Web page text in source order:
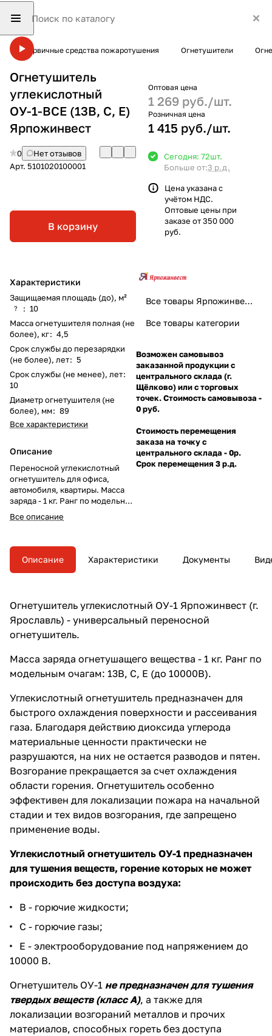
Первичные средства пожаротушения Огнетушители
Огнетушитель
углекислотный
ОУ-1-BCE (13В, С, Е)
Ярпожинвест
0
Нет отзывов
Арт. 5101020100001
В корзину
Характеристики
Защищаемая площадь (до), м²
? : 10
Масса огнетушителя полная (не
более), кг: 4,5
Срок службы до перезарядки
(не более), лет: 5
Срок службы (не менее), лет:
10
Диаметр огнетушителя (не
более), мм: 89
Все характеристики
Описание
Переносной углекислотный
огнетушитель для офиса,
автомобиля, квартиры. Масса
заряда - 1 кг. Ранг по модельным
очагам: 13В, С, Е (до 10000В).
Все описание
Оптовая цена
1 269 руб./шт.
Розничная цена
1 415 руб./шт.
Сегодня: 72шт.
Больше от:3 р.д.
Цена указана с
учётом НДС.
Оптовые цены при
заказе от 350 000
руб.
Все товары Ярпожинвест
Все товары категории
Возможен самовывоз
заказанной продукции с
центрального склада (г.
Щёлково) или с торговых
точек. Стоимость самовывоза -
0 руб.
Стоимость перемещения
заказа на точку с
центрального склада - 0р.
Срок перемещения 3 р.д.
Описание Характеристики Документы
Огнетушитель углекислотный ОУ-1 Ярпожинвест (г.
Ярославль) - универсальный переносной
огнетушитель.
Масса заряда огнетушащего вещества - 1 кг. Ранг по
модельным очагам: 13В, С, Е (до 10000В).
Углекислотный огнетушитель предназначен для
быстрого охлаждения поверхности и рассеивания
газа. Благодаря действию диоксида углерода
материальные ценности практически не
разрушаются, на них не остается разводов и пятен.
Возгорание прекращается за счет охлаждения
области горения. Огнетушитель особенно
эффективен для локализации пожара на начальной
стадии и тех видов возгорания, где запрещено
применение воды.
Углекислотный огнетушитель ОУ-1 предназначен
для тушения веществ, горение которых не может
происходить без доступа воздуха:
В - горючие жидкости;
С - горючие газы;
Е - электрооборудование под напряжением до
10000 В.
Огнетушитель ОУ-1 не предназначен для тушения
твердых веществ (класс А), а также для
локализации возгораний металлов и прочих
материалов, способных гореть без доступа